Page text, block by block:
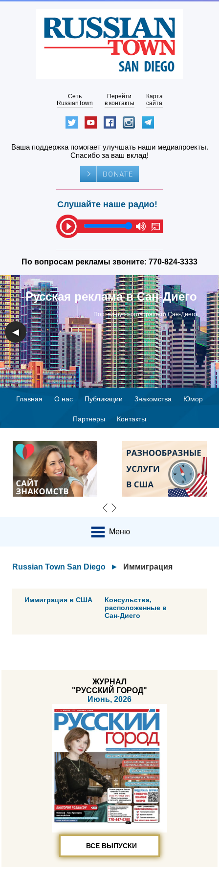
Сеть
RussianTown
Перейти
в контакты
Карта
сайта
Ваша поддержка помогает улучшать наши медиапроекты.
Спасибо за ваш вклад!
Слушайте наше радио!
По вопросам рекламы звоните: 770-824-3333
Русская реклама в Сан-Диего
Портал русскоговорящего Сан-Диего
◀ ▶
Главная О нас Публикации Знакомства Юмор
Партнеры Контакты
Меню
Russian Town San Diego ► Иммиграция
Иммиграция в США
Консульства,
расположенные в
Сан-Диего
ЖУРНАЛ
"РУССКИЙ ГОРОД"
Июнь, 2026
ВСЕ ВЫПУСКИ